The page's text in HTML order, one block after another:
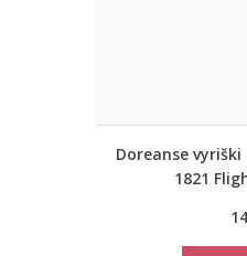
Doreanse
1821